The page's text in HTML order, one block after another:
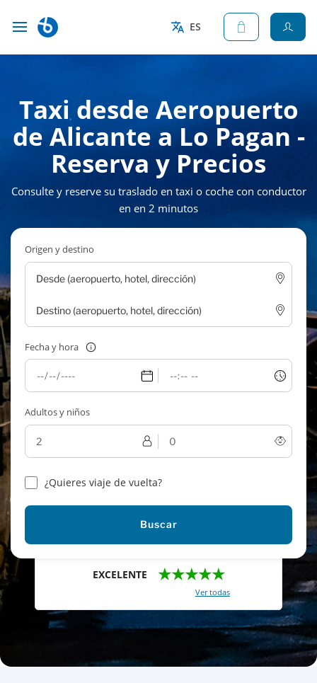
ES
Taxi desde Aeropuerto
de Alicante a Lo Pagan -
Reserva y Precios
Consulte y reserve su traslado en taxi o coche con conductor
en en 2 minutos
Origen y destino
Fecha y hora
Adultos y niños
¿Quieres viaje de vuelta?
Buscar
EXCELENTE ★★★★★
Ver todas